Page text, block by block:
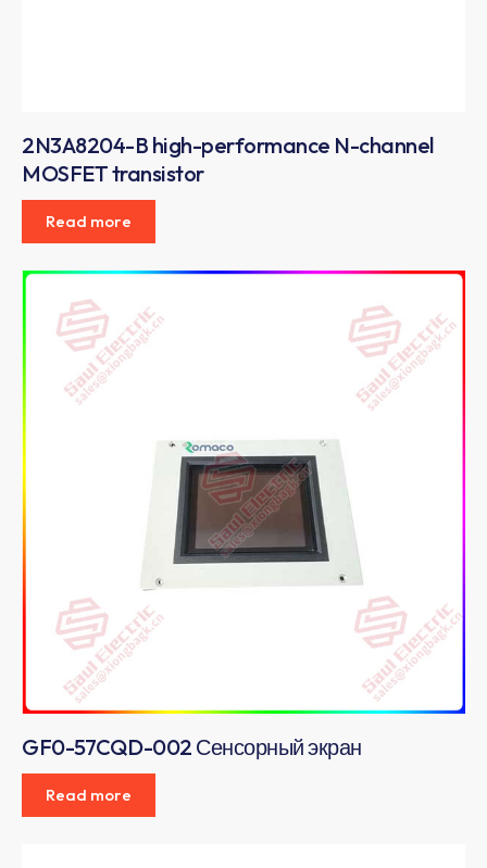
2N3A8204-B high-performance N-channel
MOSFET transistor
Read more
GF0-57CQD-002 Сенсорный экран
Read more